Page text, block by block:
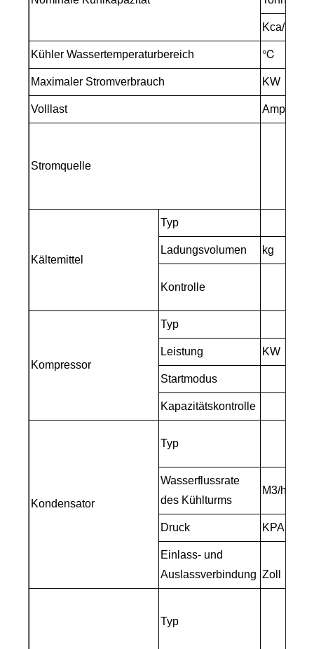
Kca/h
Kühler Wassertemperaturbereich ℃
Maximaler Stromverbrauch KW
Volllast Ampere
Stromquelle
Kältemittel
Typ
Ladungsvolumen kg
Kontrolle
Kompressor
Typ
Leistung KW
Startmodus
Kapazitätskontrolle
Kondensator
Typ
Wasserflussrate
des Kühlturms
M3/h
Druck KPA
Einlass- und
Auslassverbindung Zoll
Typ